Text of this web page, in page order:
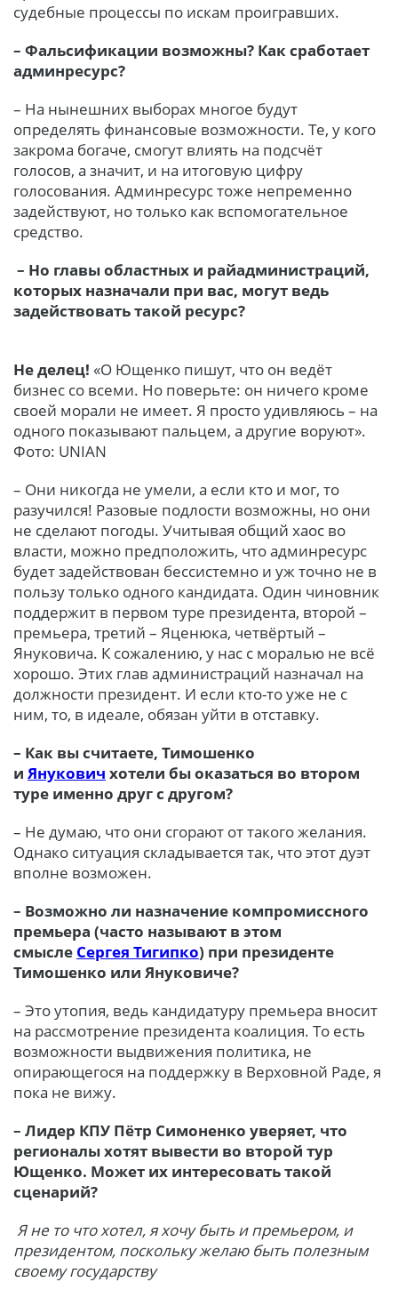
судебные процессы по искам проигравших.
– Фальсификации возможны? Как сработает
админресурс?
– На нынешних выборах многое будут
определять финансовые возможности. Те, у кого
закрома богаче, смогут влиять на подсчёт
голосов, а значит, и на итоговую цифру
голосования. Админресурс тоже непременно
задействуют, но только как вспомогательное
средство.
– Но главы областных и райадминистраций,
которых назначали при вас, могут ведь
задействовать такой ресурс?
Не делец! «О Ющенко пишут, что он ведёт
бизнес со всеми. Но поверьте: он ничего кроме
своей морали не имеет. Я просто удивляюсь – на
одного показывают пальцем, а другие воруют».
Фото: UNIAN
– Они никогда не умели, а если кто и мог, то
разучился! Разовые подлости возможны, но они
не сделают погоды. Учитывая общий хаос во
власти, можно предположить, что админресурс
будет задействован бессистемно и уж точно не в
пользу только одного кандидата. Один чиновник
поддержит в первом туре президента, второй –
премьера, третий – Яценюка, четвёртый –
Януковича. К сожалению, у нас с моралью не всё
хорошо. Этих глав администраций назначал на
должности президент. И если кто-то уже не с
ним, то, в идеале, обязан уйти в отставку.
– Как вы считаете, Тимошенко
и Янукович хотели бы оказаться во втором
туре именно друг с другом?
– Не думаю, что они сгорают от такого желания.
Однако ситуация складывается так, что этот дуэт
вполне возможен.
– Возможно ли назначение компромиссного
премьера (часто называют в этом
смысле Сергея Тигипко) при президенте
Тимошенко или Януковиче?
– Это утопия, ведь кандидатуру премьера вносит
на рассмотрение президента коалиция. То есть
возможности выдвижения политика, не
опирающегося на поддержку в Верховной Раде, я
пока не вижу.
– Лидер КПУ Пётр Симоненко уверяет, что
регионалы хотят вывести во второй тур
Ющенко. Может их интересовать такой
сценарий?
Я не то что хотел, я хочу быть и премьером, и
президентом, поскольку желаю быть полезным
своему государству